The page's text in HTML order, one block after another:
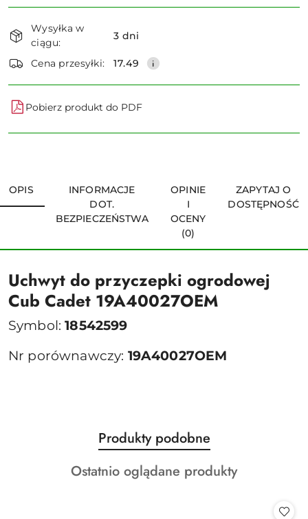
i
dostawa
Wysyłka w
ciągu:
3 dni
Cena przesyłki: 17.49
Pobierz produkt do PDF
OPIS
INFORMACJE
DOT.
BEZPIECZEŃSTWA
OPINIE
I
OCENY
(0)
ZAPYTAJ O
DOSTĘPNOŚĆ
Uchwyt do przyczepki ogrodowej
Cub Cadet 19A40027OEM
Symbol:18542599
Nr porównawczy: 19A40027OEM
Pomiń karuzelę produktów
Produkty
o
statusie:
Produkty podobne
Produkty
Ostatnio oglądane produkty